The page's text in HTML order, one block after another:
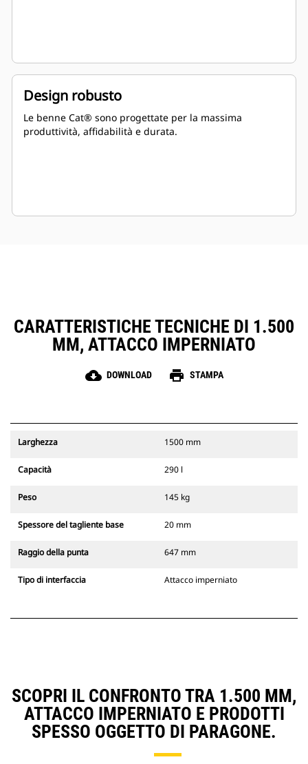
Design robusto
Le benne Cat® sono progettate per la massima
produttività, affidabilità e durata.
CARATTERISTICHE TECNICHE DI 1.500
MM, ATTACCO IMPERNIATO
cloud_download DOWNLOAD print STAMPA
Larghezza 1500 mm
Capacità 290 l
Peso 145 kg
Spessore del tagliente base 20 mm
Raggio della punta 647 mm
Tipo di interfaccia Attacco imperniato
SCOPRI IL CONFRONTO TRA 1.500 MM,
ATTACCO IMPERNIATO E PRODOTTI
SPESSO OGGETTO DI PARAGONE.